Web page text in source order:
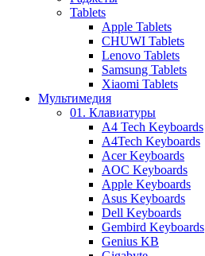
Tablets
Apple Tablets
CHUWI Tablets
Lenovo Tablets
Samsung Tablets
Xiaomi Tablets
Мультимедия
01. Клавиатуры
A4 Tech Keyboards
A4Tech Keyboards
Acer Keyboards
AOC Keyboards
Apple Keyboards
Asus Keyboards
Dell Keyboards
Gembird Keyboards
Genius KB